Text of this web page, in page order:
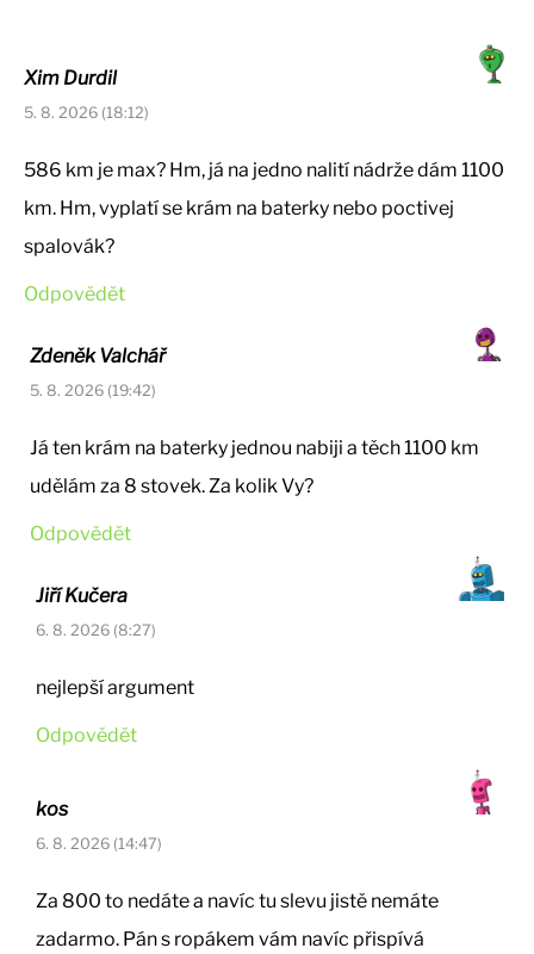
Xim Durdil
5. 8. 2026 (18:12)
586 km je max? Hm, já na jedno nalití nádrže dám 1100
km. Hm, vyplatí se krám na baterky nebo poctivej
spalovák?
Odpovědět
Zdeněk Valchář
5. 8. 2026 (19:42)
Já ten krám na baterky jednou nabiji a těch 1100 km
udělám za 8 stovek. Za kolik Vy?
Odpovědět
Jiří Kučera
6. 8. 2026 (8:27)
nejlepší argument
Odpovědět
kos
6. 8. 2026 (14:47)
Za 800 to nedáte a navíc tu slevu jistě nemáte
zadarmo. Pán s ropákem vám navíc přispívá